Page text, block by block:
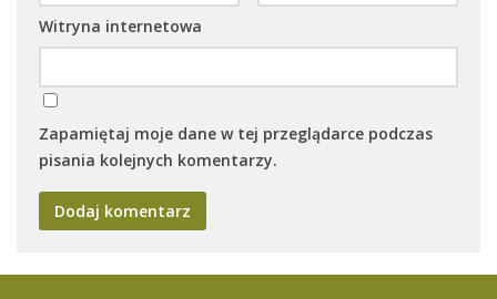
Witryna internetowa
Zapamiętaj moje dane w tej przeglądarce podczas
pisania kolejnych komentarzy.